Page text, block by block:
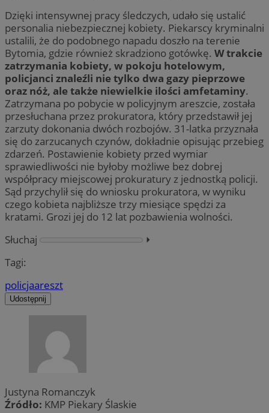
Dzięki intensywnej pracy śledczych, udało się ustalić
personalia niebezpiecznej kobiety. Piekarscy kryminalni
ustalili, że do podobnego napadu doszło na terenie
Bytomia, gdzie również skradziono gotówkę. W trakcie
zatrzymania kobiety, w pokoju hotelowym,
policjanci znaleźli nie tylko dwa gazy pieprzowe
oraz nóż, ale także niewielkie ilości amfetaminy.
Zatrzymana po pobycie w policyjnym areszcie, została
przesłuchana przez prokuratora, który przedstawił jej
zarzuty dokonania dwóch rozbojów. 31-latka przyznała
się do zarzucanych czynów, dokładnie opisując przebieg
zdarzeń. Postawienie kobiety przed wymiar
sprawiedliwości nie byłoby możliwe bez dobrej
współpracy miejscowej prokuratury z jednostką policji.
Sąd przychylił się do wniosku prokuratora, w wyniku
czego kobieta najbliższe trzy miesiące spędzi za
kratami. Grozi jej do 12 lat pozbawienia wolności.
Słuchaj
⏵︎
Tagi:
policjaareszt
Udostępnij
Justyna Romanczyk
Źródło: KMP Piekary Ślaskie